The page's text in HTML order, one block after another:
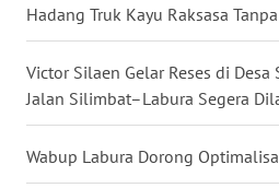
Hadang Truk Kayu Raksasa
Victor Silaen Gelar Reses di
Jalan Silimbat–Labura Segera
Wabup Labura Dorong